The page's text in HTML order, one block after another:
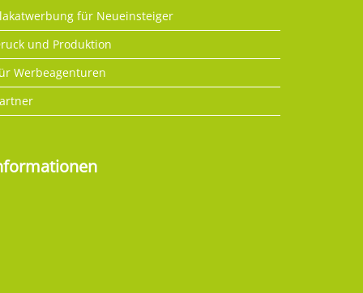
für Neueinsteiger
und Produktion
Werbeagenturen